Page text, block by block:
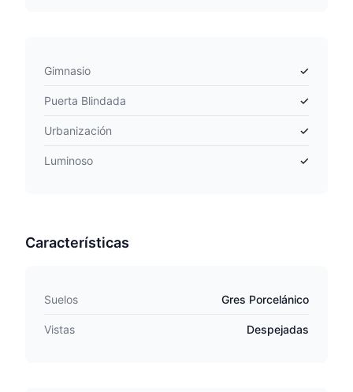
Gimnasio ✓
Puerta Blindada ✓
Urbanización ✓
Luminoso ✓
Características
Suelos Gres Porcelánico
Vistas Despejadas